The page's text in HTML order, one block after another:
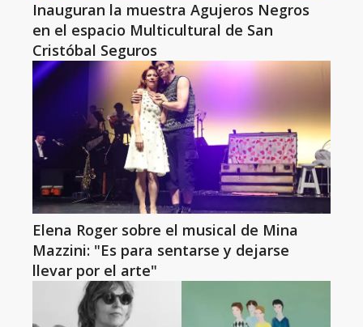
Inauguran la muestra Agujeros Negros
en el espacio Multicultural de San
Cristóbal Seguros
Elena Roger sobre el musical de Mina
Mazzini: "Es para sentarse y dejarse
llevar por el arte"